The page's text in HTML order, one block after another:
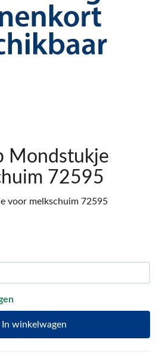
Mondstukje
72595
voor melkschuim 72595
winkelwagen